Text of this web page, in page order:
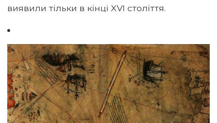
виявили тільки в кінці XVI століття.